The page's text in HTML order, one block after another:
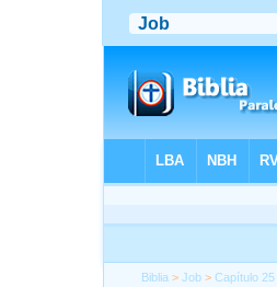
Biblia >Job >Capítulo 25